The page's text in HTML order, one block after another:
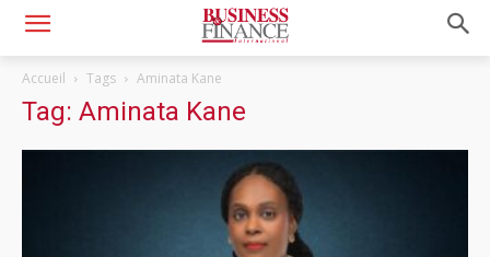
Accueil Tags Aminata Kane
Tag: Aminata Kane